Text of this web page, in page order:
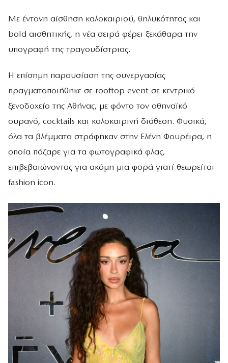
Με έντονη αίσθηση καλοκαιριού, θηλυκότητας και
bold αισθητικής, η νέα σειρά φέρει ξεκάθαρα την
υπογραφή της τραγουδίστριας.
Η επίσημη παρουσίαση της συνεργασίας
πραγματοποιήθηκε σε rooftop event σε κεντρικό
ξενοδοχείο της Αθήνας, με φόντο τον αθηναϊκό
ουρανό, cocktails και καλοκαιρινή διάθεση. Φυσικά,
όλα τα βλέμματα στράφηκαν στην Ελένη Φουρέιρα, η
οποία πόζαρε για τα φωτογραφικά φλας,
επιβεβαιώνοντας για ακόμη μια φορά γιατί θεωρείται
fashion icon.